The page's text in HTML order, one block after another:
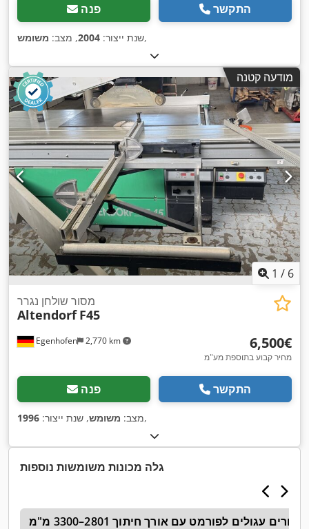
פנה התקשר
שנת ייצור: 2004, מצב: משומש ,
מודעה קטנה
1 / 6
Egenhofen 2,770 km
מסור שולחן נגרר
Altendorf F45
‏6,500 ‏€
מחיר קבוע בתוספת מע"מ
פנה התקשר
מצב: משומש, שנת ייצור: 1996 ,
גלה מכונות משומשות נוספות
מסורים עגולים לפורמט עם אורך חיתוך 2801–3300 מ"מ